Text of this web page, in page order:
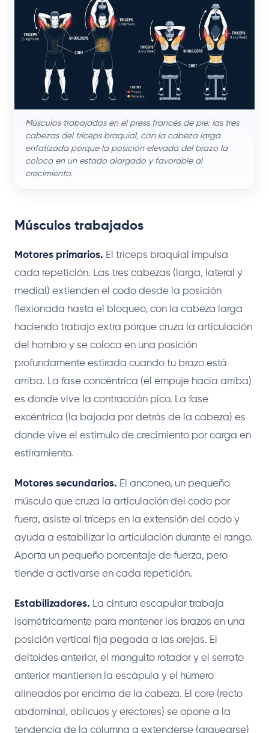
Músculos trabajados en el press francés de pie: las tres
cabezas del tríceps braquial, con la cabeza larga
enfatizada porque la posición elevada del brazo la
coloca en un estado alargado y favorable al
crecimiento.
Músculos trabajados
Motores primarios. El tríceps braquial impulsa
cada repetición. Las tres cabezas (larga, lateral y
medial) extienden el codo desde la posición
flexionada hasta el bloqueo, con la cabeza larga
haciendo trabajo extra porque cruza la articulación
del hombro y se coloca en una posición
profundamente estirada cuando tu brazo está
arriba. La fase concéntrica (el empuje hacia arriba)
es donde vive la contracción pico. La fase
excéntrica (la bajada por detrás de la cabeza) es
donde vive el estímulo de crecimiento por carga en
estiramiento.
Motores secundarios. El anconeo, un pequeño
músculo que cruza la articulación del codo por
fuera, asiste al tríceps en la extensión del codo y
ayuda a estabilizar la articulación durante el rango.
Aporta un pequeño porcentaje de fuerza, pero
tiende a activarse en cada repetición.
Estabilizadores. La cintura escapular trabaja
isométricamente para mantener los brazos en una
posición vertical fija pegada a las orejas. El
deltoides anterior, el manguito rotador y el serrato
anterior mantienen la escápula y el húmero
alineados por encima de la cabeza. El core (recto
abdominal, oblicuos y erectores) se opone a la
tendencia de la columna a extenderse (arquearse)